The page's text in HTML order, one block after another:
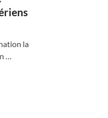
la
…